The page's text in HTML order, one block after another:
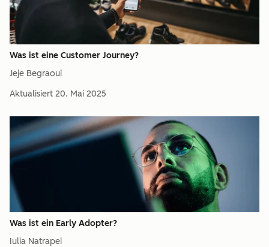
Was ist eine Customer Journey?
Jeje Begraoui
Aktualisiert 20. Mai 2025
Was ist ein Early Adopter?
Iulia Natrapei